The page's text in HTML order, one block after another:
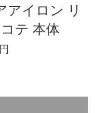
アイロン リ
テ 本体